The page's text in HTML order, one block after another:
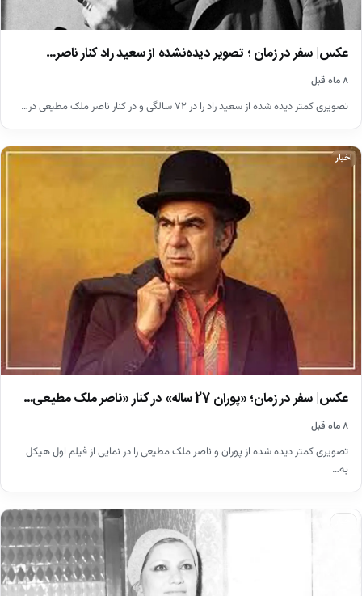
عکس| سفر در زمان ؛ تصویر دیده‌نشده از سعید راد کنار ناصر…
۸ ماه قبل
تصویری کمتر دیده شده از سعید راد را در ۷۲ سالگی و در کنار ناصر ملک مطیعی در…
اخبار
عکس| سفر در زمان؛ «پوران 27 ساله» در کنار «ناصر ملک مطیعی…
۸ ماه قبل
تصویری کمتر دیده شده از پوران و ناصر ملک مطیعی را در نمایی از فیلم اول هیکل
به…